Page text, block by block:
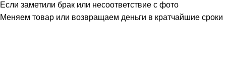
Если заметили брак или несоответствие с фото
Меняем товар или возвращаем деньги в кратчайшие сроки